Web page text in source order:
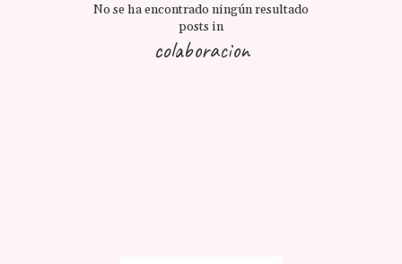
No se ha encontrado ningún resultado
posts in
colaboracion